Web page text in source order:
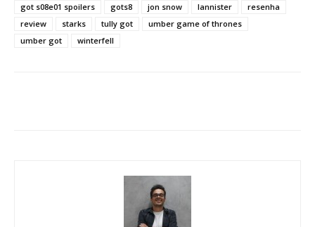
got s08e01 spoilers
gots8 jon snow lannister
resenha
review
starks tully got
umber game of thrones
umber got
winterfell